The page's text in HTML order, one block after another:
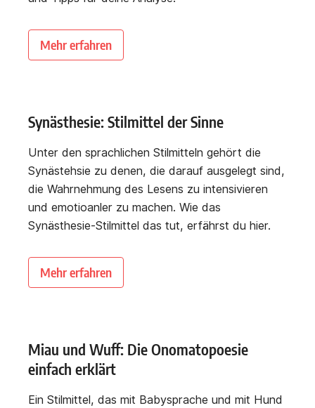
Mehr erfahren
Synästhesie: Stilmittel der Sinne
Unter den sprachlichen Stilmitteln gehört die
Synästehsie zu denen, die darauf ausgelegt sind,
die Wahrnehmung des Lesens zu intensivieren
und emotioanler zu machen. Wie das
Synästhesie-Stilmittel das tut, erfährst du hier.
Mehr erfahren
Miau und Wuff: Die Onomatopoesie
einfach erklärt
Ein Stilmittel, das mit Babysprache und mit Hund